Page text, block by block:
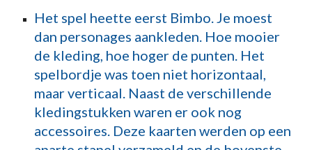
Het spel heette eerst Bimbo. Je moest
dan personages aankleden. Hoe mooier
de kleding, hoe hoger de punten. Het
spelbordje was toen niet horizontaal,
maar verticaal. Naast de verschillende
kledingstukken waren er ook nog
accessoires. Deze kaarten werden op een